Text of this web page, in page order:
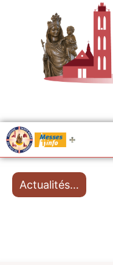
Messes
Actualités…